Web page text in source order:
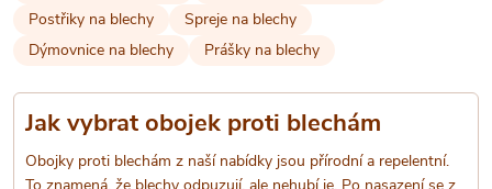
p
Postřiky na blechy
Spreje na blechy
Dýmovnice na blechy
Prášky na blechy
Jak vybrat obojek proti blechám
Obojky proti blechám z naší nabídky jsou přírodní a repelentní.
To znamená, že blechy odpuzují, ale nehubí je. Po nasazení se z